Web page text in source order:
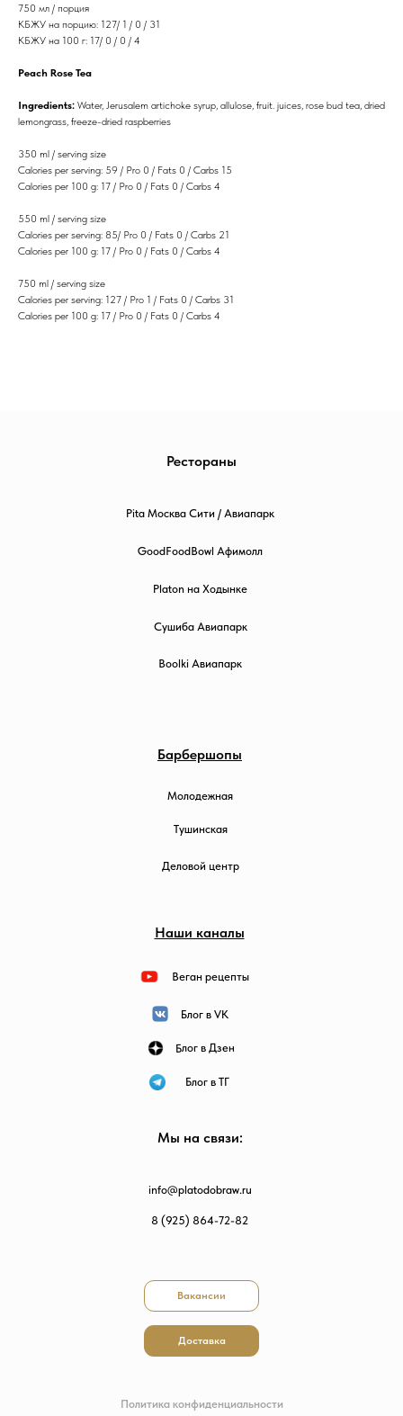
750 мл / порция
КБЖУ на порцию: 127/ 1 / 0 / 31
КБЖУ на 100 г: 17/ 0 / 0 / 4
Peach Rose Tea
Ingredients: Water, Jerusalem artichoke syrup, allulose, fruit. juices, rose bud tea, dried
lemongrass, freeze-dried raspberries
350 ml / serving size
Calories per serving: 59 / Pro 0 / Fats 0 / Carbs 15
Calories per 100 g: 17 / Pro 0 / Fats 0 / Carbs 4
550 ml / serving size
Calories per serving: 85/ Pro 0 / Fats 0 / Carbs 21
Calories per 100 g: 17 / Pro 0 / Fats 0 / Carbs 4
750 ml / serving size
Calories per serving: 127 / Pro 1 / Fats 0 / Carbs 31
Calories per 100 g: 17 / Pro 0 / Fats 0 / Carbs 4
Политика конфиденциальности
Барбершопы
Молодежная
Тушинская
Деловой центр
Рестораны
Pita Москва Сити / Авиапарк
GoodFoodBowl Афимолл
Platon на Ходынке
Сушиба Авиапарк
Boolki Авиапарк
Наши каналы
Блог в VK
Веган рецепты
Блог в Дзен
Блог в ТГ
Мы на связи:
info@platodobraw.ru
8 (925) 864-72-82
Доставка
Вакансии